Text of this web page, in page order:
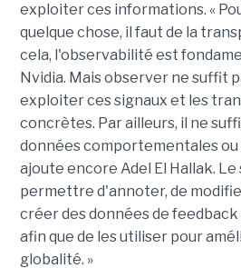
exploiter ces informations. «
quelque chose, il faut de la
cela, l'observabilité est
Nvidia. Mais observer ne suffit
exploiter ces signaux et les
concrètes. Par ailleurs, il ne
données comportementales ou
ajoute encore Adel El Hallak.
permettre d'annoter, de
créer des données de
afin que de les utiliser pour
globalité. »